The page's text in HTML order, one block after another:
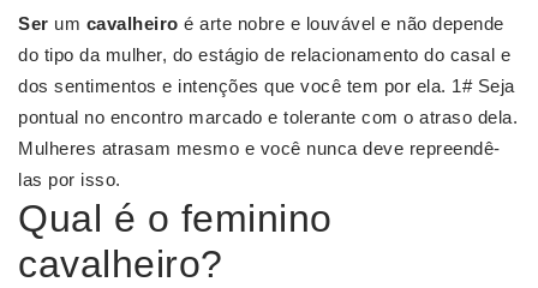
Ser um cavalheiro é arte nobre e louvável e não depende
do tipo da mulher, do estágio de relacionamento do casal e
dos sentimentos e intenções que você tem por ela. 1# Seja
pontual no encontro marcado e tolerante com o atraso dela.
Mulheres atrasam mesmo e você nunca deve repreendê-
las por isso.
Qual é o feminino
cavalheiro?